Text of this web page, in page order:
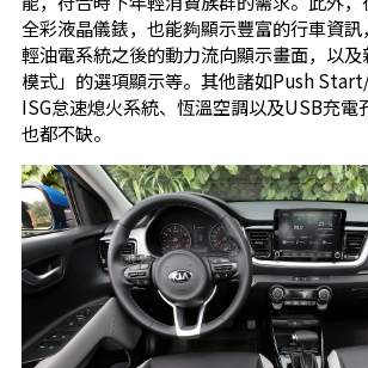
全彩液晶儀錶，也能夠顯示豐富的行車資訊
輕油電系統之後的動力流向顯示畫面，以
模式」的選項顯示等。其他諸如Push
ISG怠速熄火系統、恆溫空調以及USB充電
也都不缺。